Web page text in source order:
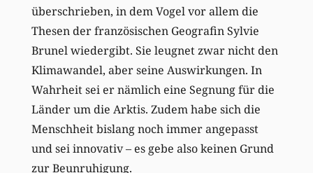
überschrieben, in dem Vogel vor allem die
Thesen der französischen Geografin Sylvie
Brunel wiedergibt. Sie leugnet zwar nicht den
Klimawandel, aber seine Auswirkungen. In
Wahrheit sei er nämlich eine Segnung für die
Länder um die Arktis. Zudem habe sich die
Menschheit bislang noch immer angepasst
und sei innovativ – es gebe also keinen Grund
zur Beunruhigung.